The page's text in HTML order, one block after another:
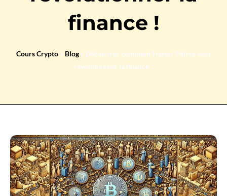
finance !
Cours Crypto » Blog » Découvrez comment Hester Peirce veut
révolutionner la finance !